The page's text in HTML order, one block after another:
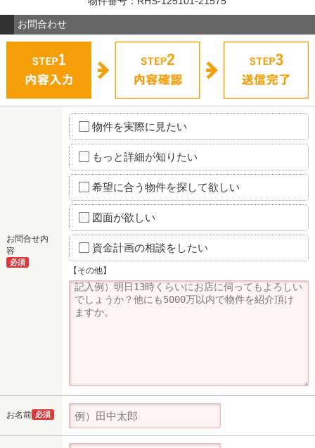
お問合わせ
お問合せ内
容
必須
物件を実際に見たい
もっと詳細が知りたい
希望に合う物件を探して欲しい
図面が欲しい
資金計画の相談をしたい
【その他】
お名前 必須